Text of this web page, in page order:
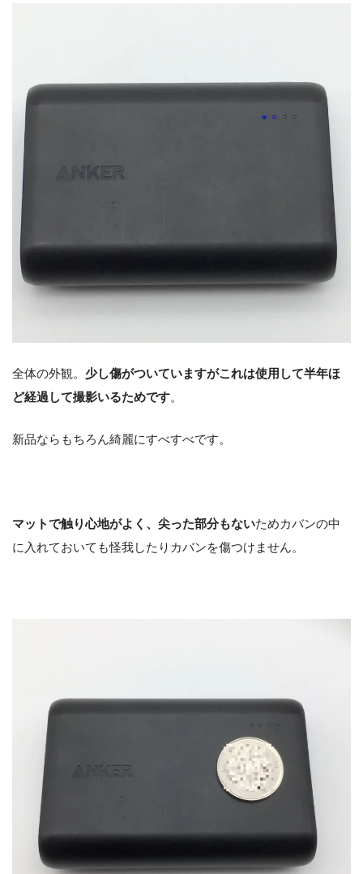
全体の外観。 少し傷がついていますがこれは使用して半年ほ
ど経過して撮影いるためです。
新品ならもちろん綺麗にすべすべです。
マットで触り心地がよく、尖った部分もないためカバンの中
に入れておいても怪我したりカバンを傷つけません。